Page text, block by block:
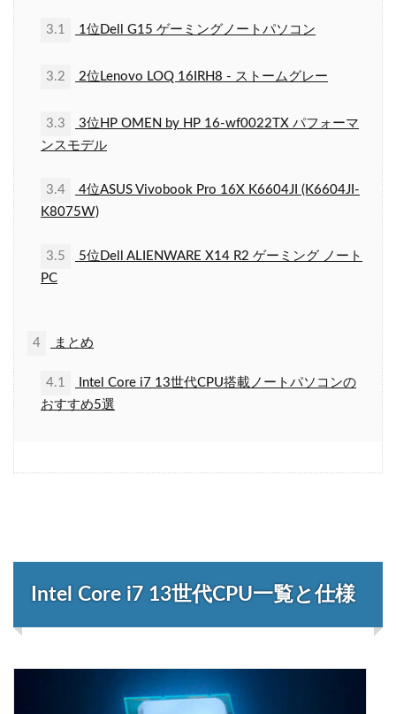
3.1 1位Dell G15 ゲーミングノートパソコン
3.2 2位Lenovo LOQ 16IRH8 - ストームグレー
3.3
3位HP OMEN by HP 16-wf0022TX パフォーマ
ンスモデル
3.4
4位ASUS Vivobook Pro 16X K6604JI (K6604JI-
K8075W)
3.5
5位Dell ALIENWARE X14 R2 ゲーミング ノート
PC
4 まとめ
4.1
Intel Core i7 13世代CPU搭載ノートパソコンの
おすすめ5選
Intel Core i7 13世代CPU一覧と仕様